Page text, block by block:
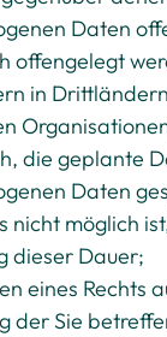
Daten
offengelegt
in
die geplante
Daten
nicht möglich
dieser Dauer;
eines Rechts
der Sie